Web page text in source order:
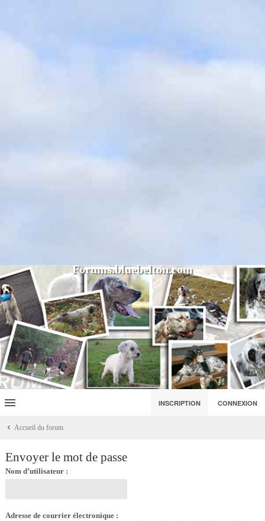
Forums.bluebelton.com
INSCRIPTION CONNEXION
Accueil du forum
Envoyer le mot de passe
Nom d’utilisateur :
Adresse de courrier électronique :